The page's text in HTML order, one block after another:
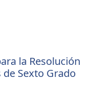
la Resolución
Sexto Grado